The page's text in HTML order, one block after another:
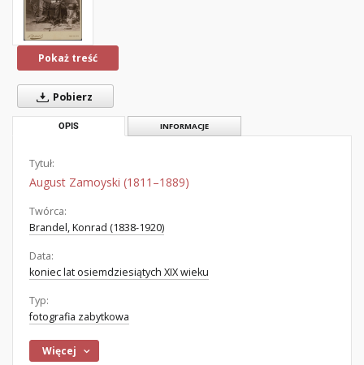
Pokaż treść
Pobierz
OPIS INFORMACJE
Tytuł:
August Zamoyski (1811–1889)
Twórca:
Brandel, Konrad (1838-1920)
Data:
koniec lat osiemdziesiątych XIX wieku
Typ:
fotografia zabytkowa
Więcej